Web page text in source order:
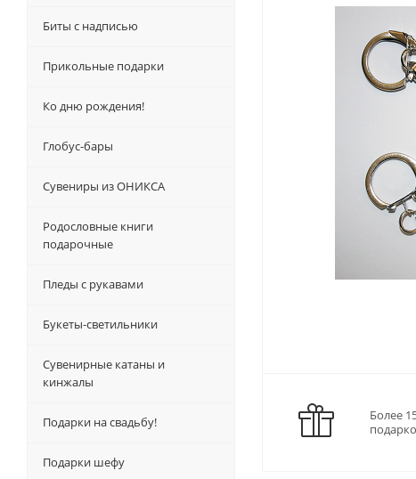
Более
Биты с надписью
Прикольные подарки
Ко дню рождения!
Глобус-бары
Сувениры из ОНИКСА
Родословные книги
подарочные
Пледы с рукавами
Букеты-светильники
Сувенирные катаны и
кинжалы
Подарки на свадьбу!
Подарки шефу